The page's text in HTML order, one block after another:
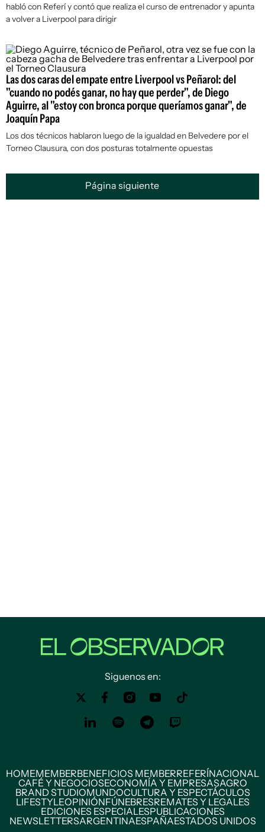
habló con Referí y contó que realiza el curso de entrenador y apunta
a volver a Liverpool para dirigir
Las dos caras del empate entre Liverpool vs Peñarol: del
"cuando no podés ganar, no hay que perder", de Diego
Aguirre, al "estoy con bronca porque queríamos ganar", de
Joaquín Papa
Los dos técnicos hablaron luego de la igualdad en Belvedere por el
Torneo Clausura, con dos posturas totalmente opuestas
Página siguiente
Siguenos en:
HOMEMEMBERBENEFICIOS MEMBERREFERÍNACIONAL
CAFÉ Y NEGOCIOSECONOMÍA Y EMPRESASAGRO
BRAND STUDIOMUNDOCULTURA Y ESPECTÁCULOS
LIFESTYLEOPINIÓNFÚNEBRESREMATES Y LEGALES
EDICIONES ESPECIALESPUBLICACIONES
NEWSLETTERSARGENTINAESPAÑAESTADOS UNIDOS